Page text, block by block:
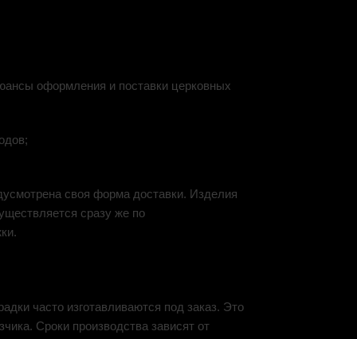
оформления и поставки церковных
своя форма доставки. Изделия
сразу же по
часто изготавливаются под заказ. Это
Сроки производства зависят от